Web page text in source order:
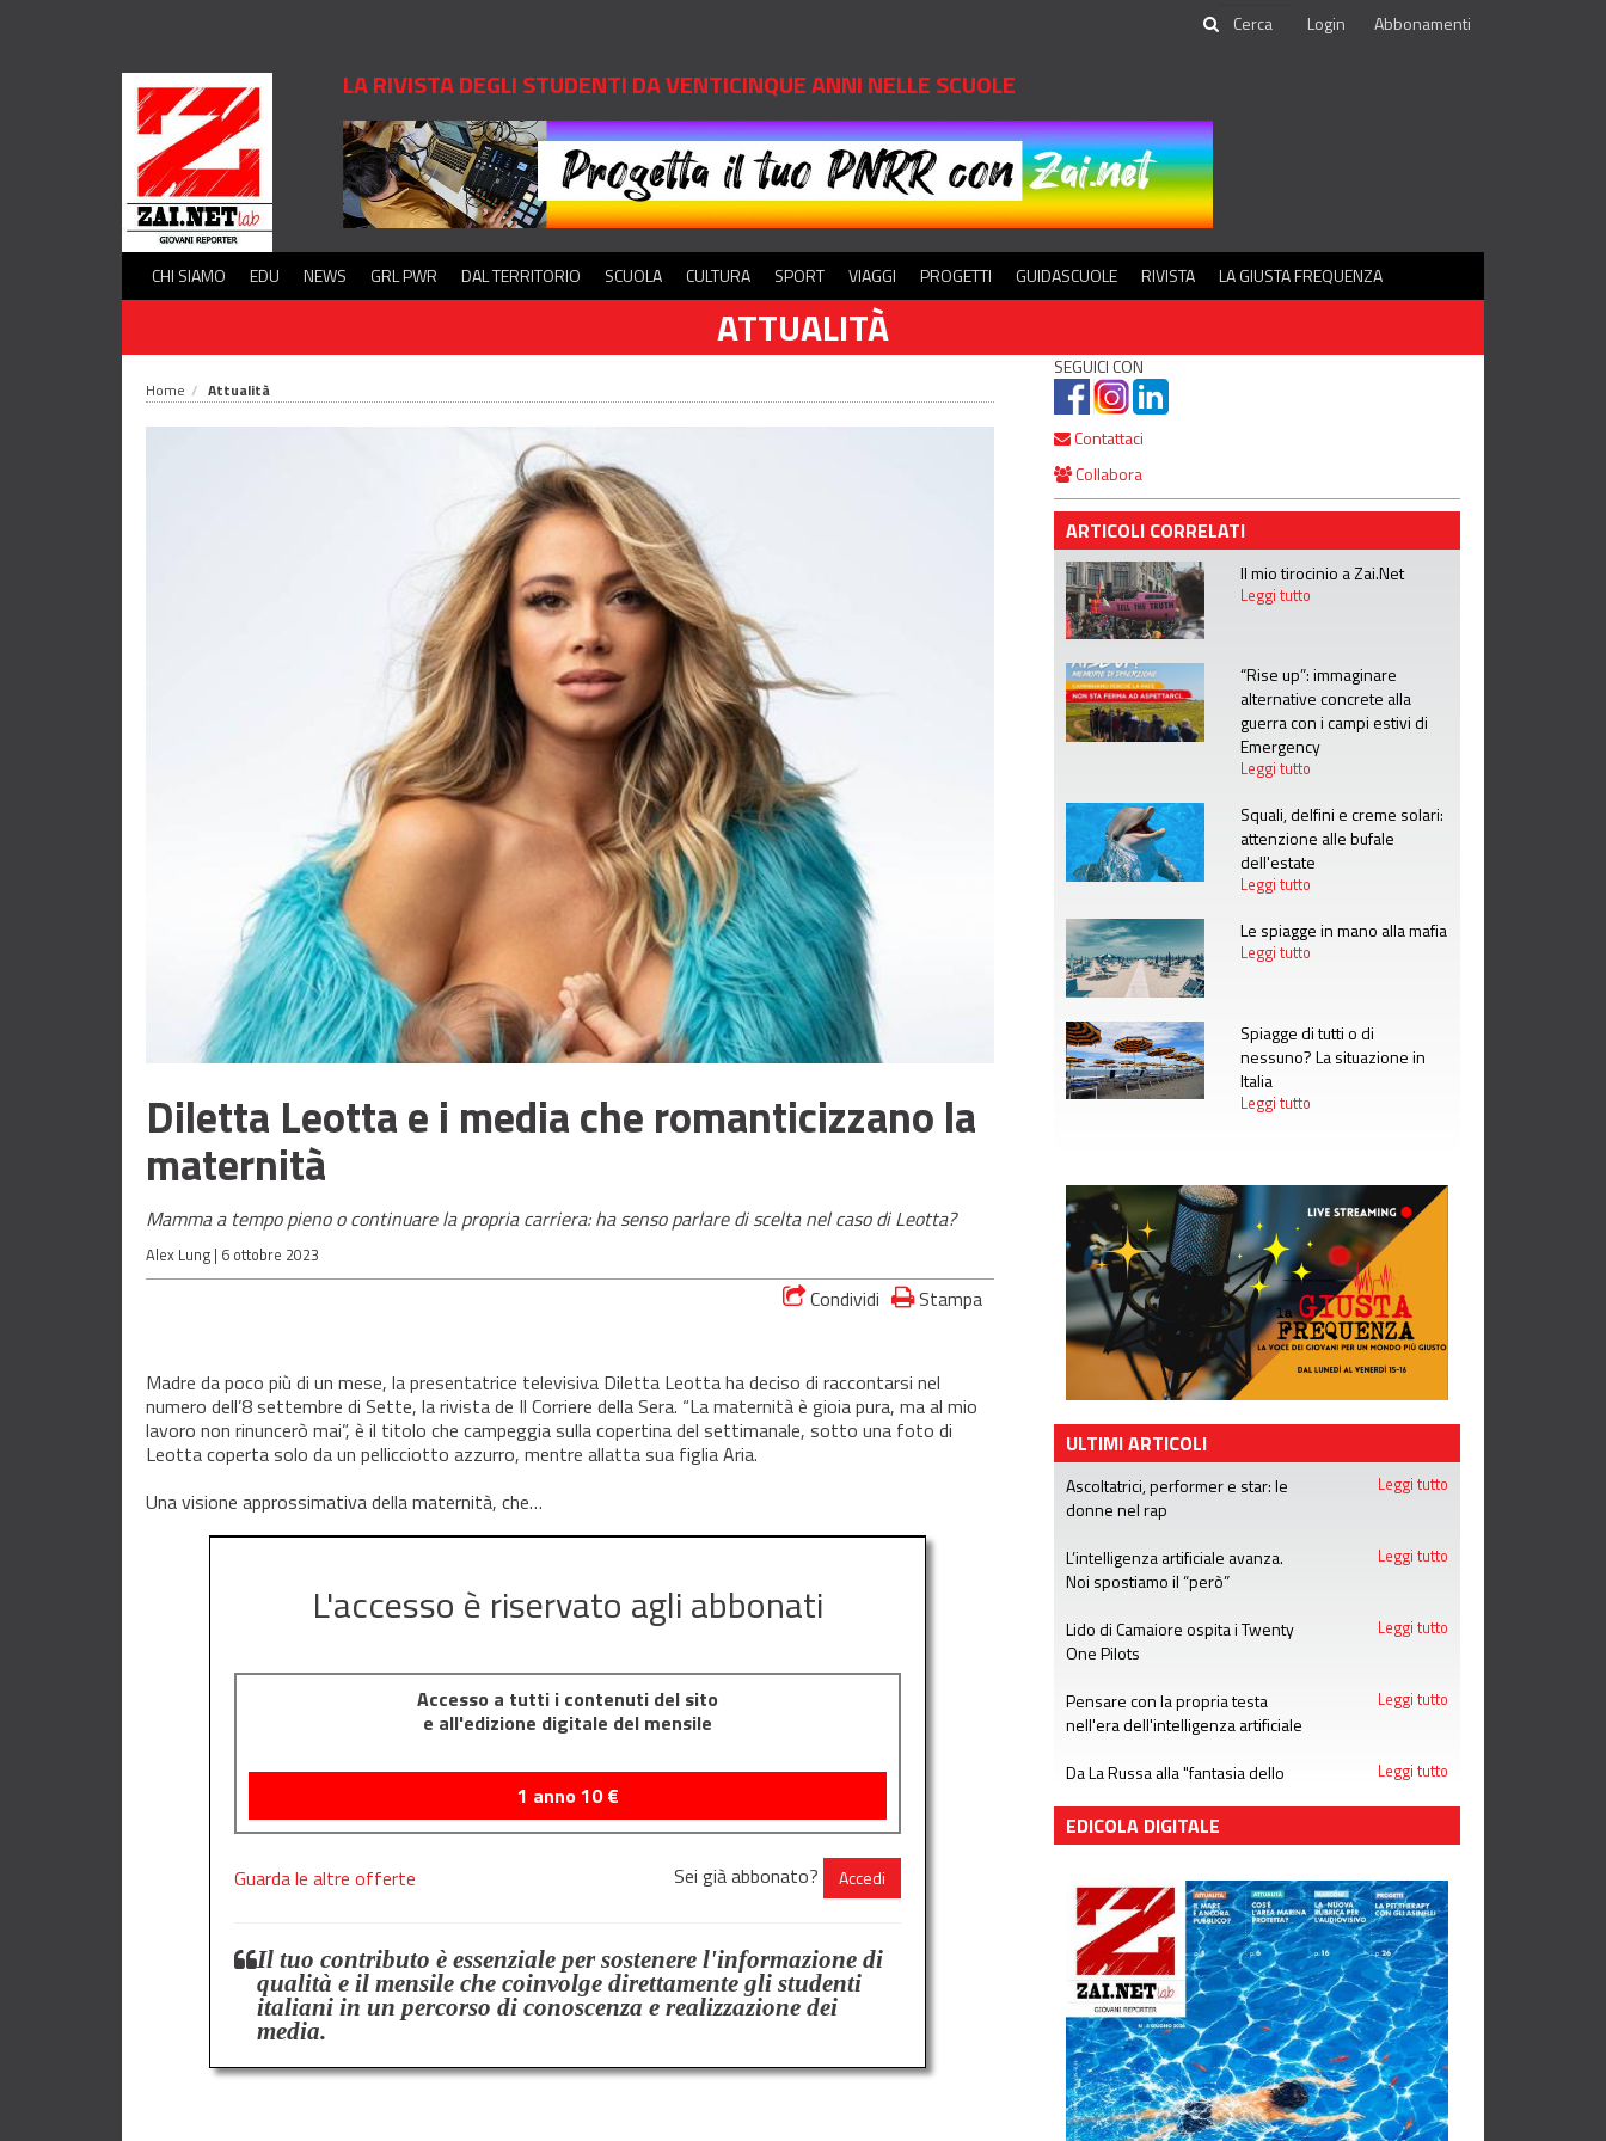
Login Abbonamenti
LA RIVISTA DEGLI STUDENTI DA VENTICINQUE ANNI NELLE SCUOLE
CHI SIAMO EDU NEWS GRL PWR DAL TERRITORIO SCUOLA CULTURA SPORT VIAGGI PROGETTI GUIDASCUOLE RIVISTA LA GIUSTA FREQUENZA
ATTUALITÀ
Home Attualità
Diletta Leotta e i media che romanticizzano la
maternità
Mamma a tempo pieno o continuare la propria carriera: ha senso parlare di scelta nel caso di Leotta?
Alex Lung | 6 ottobre 2023
Condividi Stampa
Madre da poco più di un mese, la presentatrice televisiva Diletta Leotta ha deciso di raccontarsi nel
numero dell’8 settembre di Sette, la rivista de Il Corriere della Sera. “La maternità è gioia pura, ma al mio
lavoro non rinuncerò mai”, è il titolo che campeggia sulla copertina del settimanale, sotto una foto di
Leotta coperta solo da un pellicciotto azzurro, mentre allatta sua figlia Aria.
Una visione approssimativa della maternità, che…
L'accesso è riservato agli abbonati
Accesso a tutti i contenuti del sito
e all'edizione digitale del mensile
1 anno10€
Guarda le altre offerte Sei già abbonato? Accedi
Il tuo contributo è essenziale per sostenere l'informazione di
qualità e il mensile che coinvolge direttamente gli studenti
italiani in un percorso di conoscenza e realizzazione dei
media.
SEGUICI CON
Contattaci
Collabora
ARTICOLI CORRELATI
Il mio tirocinio a Zai.Net
Leggi tutto
“Rise up”: immaginare
alternative concrete alla
guerra con i campi estivi di
Emergency
Leggi tutto
Squali, delfini e creme solari:
attenzione alle bufale
dell'estate
Leggi tutto
Le spiagge in mano alla mafia
Leggi tutto
Spiagge di tutti o di
nessuno? La situazione in
Italia
Leggi tutto
ULTIMI ARTICOLI
Ascoltatrici, performer e star: le
donne nel rap
Leggi tutto
L’intelligenza artificiale avanza.
Noi spostiamo il “però”
Leggi tutto
Lido di Camaiore ospita i Twenty
One Pilots
Leggi tutto
Pensare con la propria testa
nell'era dell'intelligenza artificiale
Leggi tutto
Da La Russa alla "fantasia dello
meritano
Leggi tutto
EDICOLA DIGITALE